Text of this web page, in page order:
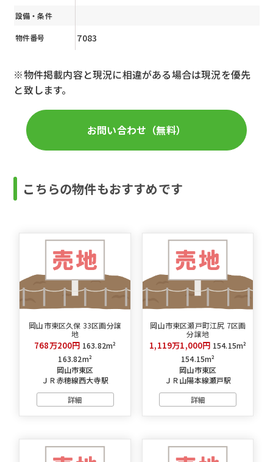
設備・条件
物件番号 7083
※物件掲載内容と現況に相違がある場合は現況を優先
と致します。
お問い合わせ（無料）
こちらの物件もおすすめです
岡山市東区久保 33区画分譲
地
768万200円 163.82m²
163.82m²
岡山市東区
ＪＲ赤穂線西大寺駅
詳細
岡山市東区瀬戸町江尻 7区画
分譲地
1,119万1,000円 154.15m²
154.15m²
岡山市東区
ＪＲ山陽本線瀬戸駅
詳細